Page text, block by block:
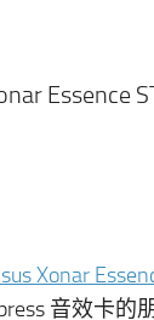
Essence
Xonar
音效卡的